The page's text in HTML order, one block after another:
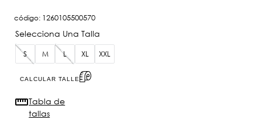
código: 1260105500570
S M L XL XXL
CALCULAR TALLE
Tabla de
tallas